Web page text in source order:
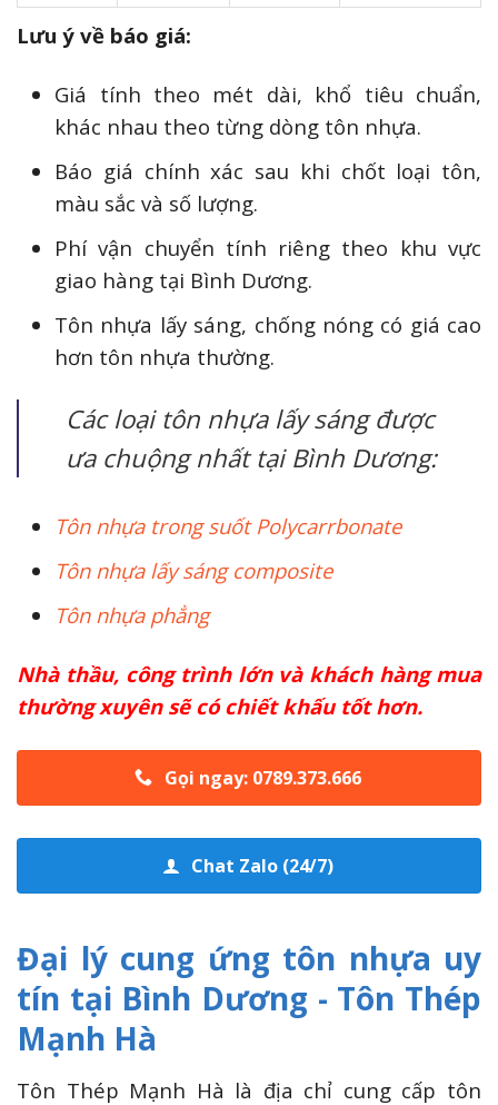
Lưu ý về báo giá:
Giá tính theo mét dài, khổ tiêu chuẩn,
khác nhau theo từng dòng tôn nhựa.
Báo giá chính xác sau khi chốt loại tôn,
màu sắc và số lượng.
Phí vận chuyển tính riêng theo khu vực
giao hàng tại Bình Dương.
Tôn nhựa lấy sáng, chống nóng có giá cao
hơn tôn nhựa thường.
Các loại tôn nhựa lấy sáng được
ưa chuộng nhất tại Bình Dương:
Tôn nhựa trong suốt Polycarrbonate
Tôn nhựa lấy sáng composite
Tôn nhựa phẳng
Nhà thầu, công trình lớn và khách hàng mua
thường xuyên sẽ có chiết khấu tốt hơn.
Gọi ngay: 0789.373.666
Chat Zalo (24/7)
Đại lý cung ứng tôn nhựa uy
tín tại Bình Dương - Tôn Thép
Mạnh Hà
Tôn Thép Mạnh Hà là địa chỉ cung cấp tôn